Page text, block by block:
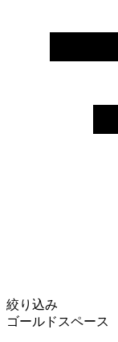
絞り込み
ゴールドスペース